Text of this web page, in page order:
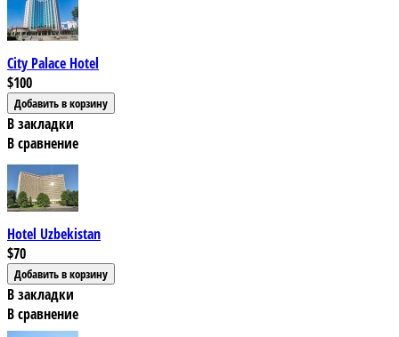
City Palace Hotel
$100
В закладки
В сравнение
Hotel Uzbekistan
$70
В закладки
В сравнение